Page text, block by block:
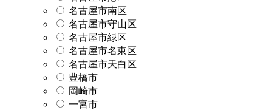
名古屋市南区
名古屋市守山区
名古屋市緑区
名古屋市名東区
名古屋市天白区
豊橋市
岡崎市
一宮市